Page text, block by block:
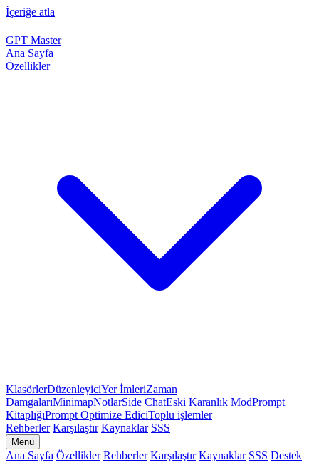
İçeriğe atla
GPT Master
Ana Sayfa
Özellikler
KlasörlerDüzenleyiciYer İmleriZaman
DamgalarıMinimapNotlarSide ChatEski Karanlık ModPrompt
KitaplığıPrompt Optimize EdiciToplu işlemler
Rehberler Karşılaştır Kaynaklar SSS
Menü
Ana Sayfa Özellikler Rehberler Karşılaştır Kaynaklar SSS Destek